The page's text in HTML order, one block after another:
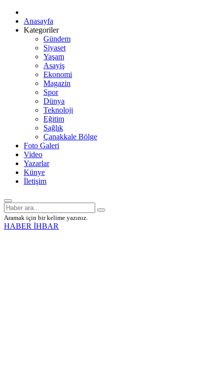
Anasayfa
Kategoriler
Gündem
Siyaset
Yaşam
Asayiş
Ekonomi
Magazin
Spor
Dünya
Teknoloji
Eğitim
Sağlık
Çanakkale Bölge
Foto Galeri
Video
Yazarlar
Künye
İletişim
Aramak için bir kelime yazınız.
HABER İHBAR